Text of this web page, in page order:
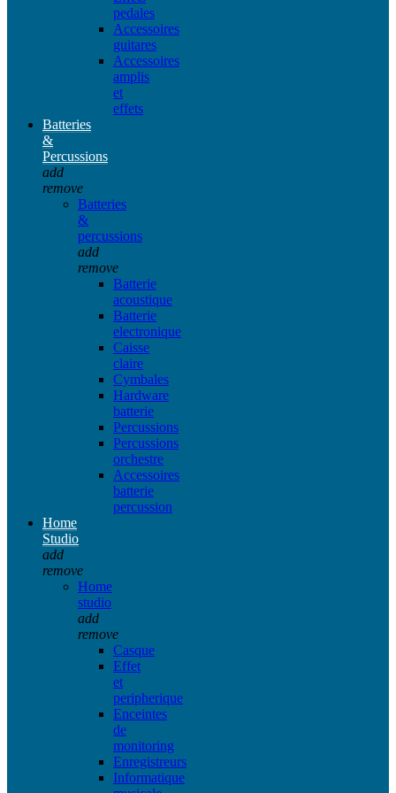
pedales
Accessoires
guitares
Accessoires
amplis
et
effets
Batteries
&
Percussions
add
remove
Batteries
&
percussions
add
remove
Batterie
acoustique
Batterie
electronique
Caisse
claire
Cymbales
Hardware
batterie
Percussions
Percussions
orchestre
Accessoires
batterie
percussion
Home
Studio
add
remove
Home
studio
add
remove
Casque
Effet
et
peripherique
Enceintes
de
monitoring
Enregistreurs
Informatique